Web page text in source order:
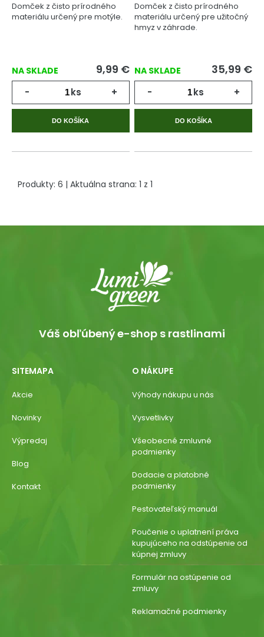
Domček z čisto prírodného
materiálu určený pre motýle.
NA SKLADE 9,99 €
- ks +
DO KOŠÍKA
Domček z čisto prírodného
materiálu určený pre užitočný
hmyz v záhrade.
NA SKLADE 35,99 €
- ks +
DO KOŠÍKA
Produkty: 6 | Aktuálna strana: 1 z 1
Váš obľúbený e-shop s rastlinami
SITEMAPA
Akcie
Novinky
Výpredaj
Blog
Kontakt
O NÁKUPE
Výhody nákupu u nás
Vysvetlivky
Všeobecné zmluvné
podmienky
Dodacie a platobné
podmienky
Pestovateľský manuál
Poučenie o uplatnení práva
kupujúceho na odstúpenie od
kúpnej zmluvy
Formulár na ostúpenie od
zmluvy
Reklamačné podmienky